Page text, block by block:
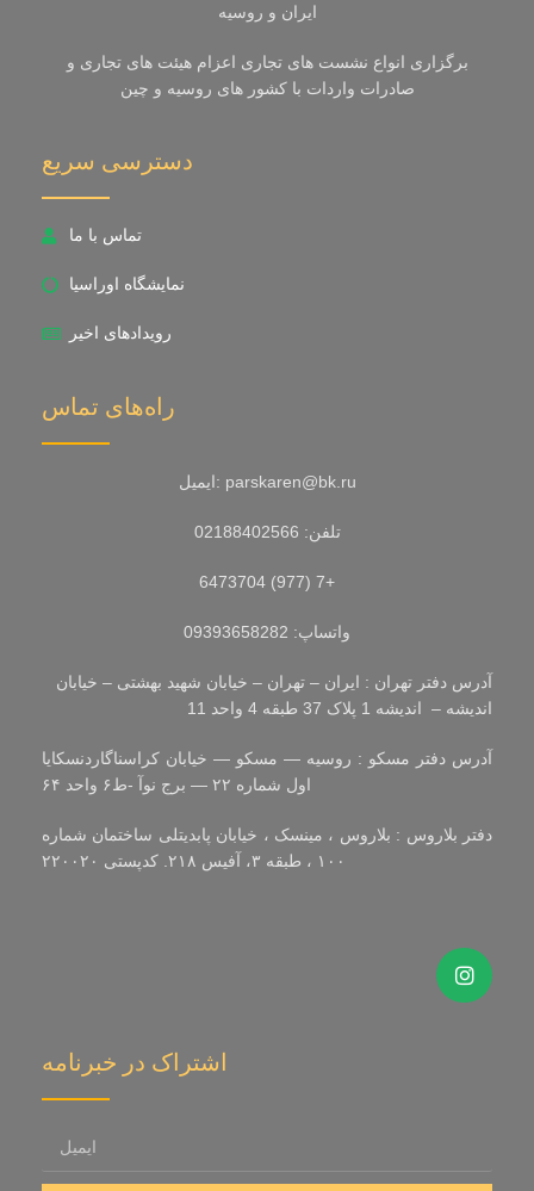
ایران و روسیه
برگزاری انواع نشست های تجاری اعزام هیئت های تجاری و
صادرات واردات با کشور های روسیه و چین
دسترسی سریع
تماس با ما
نمایشگاه اوراسیا
رویدادهای اخیر
راه‌های تماس
ایمیل: parskaren@bk.ru
تلفن: 02188402566
6473704 (977) 7+
واتساپ: 09393658282
آدرس دفتر تهران : ایران – تهران – خیابان شهید بهشتی – خیابان
اندیشه – اندیشه 1 پلاک 37 طبقه 4 واحد 11
آدرس دفتر مسکو : روسیه — مسکو — خیابان کراسناگاردنسکایا
اول شماره ۲۲ — برج نوآ -ط۶ واحد ۶۴
دفتر بلاروس : بلاروس ، مینسک ، خیابان پابدیتلی ساختمان شماره
۱۰۰ ، طبقه ۳، آفیس ۲۱۸. کدپستی ۲۲۰۰۲۰
اشتراک در خبرنامه